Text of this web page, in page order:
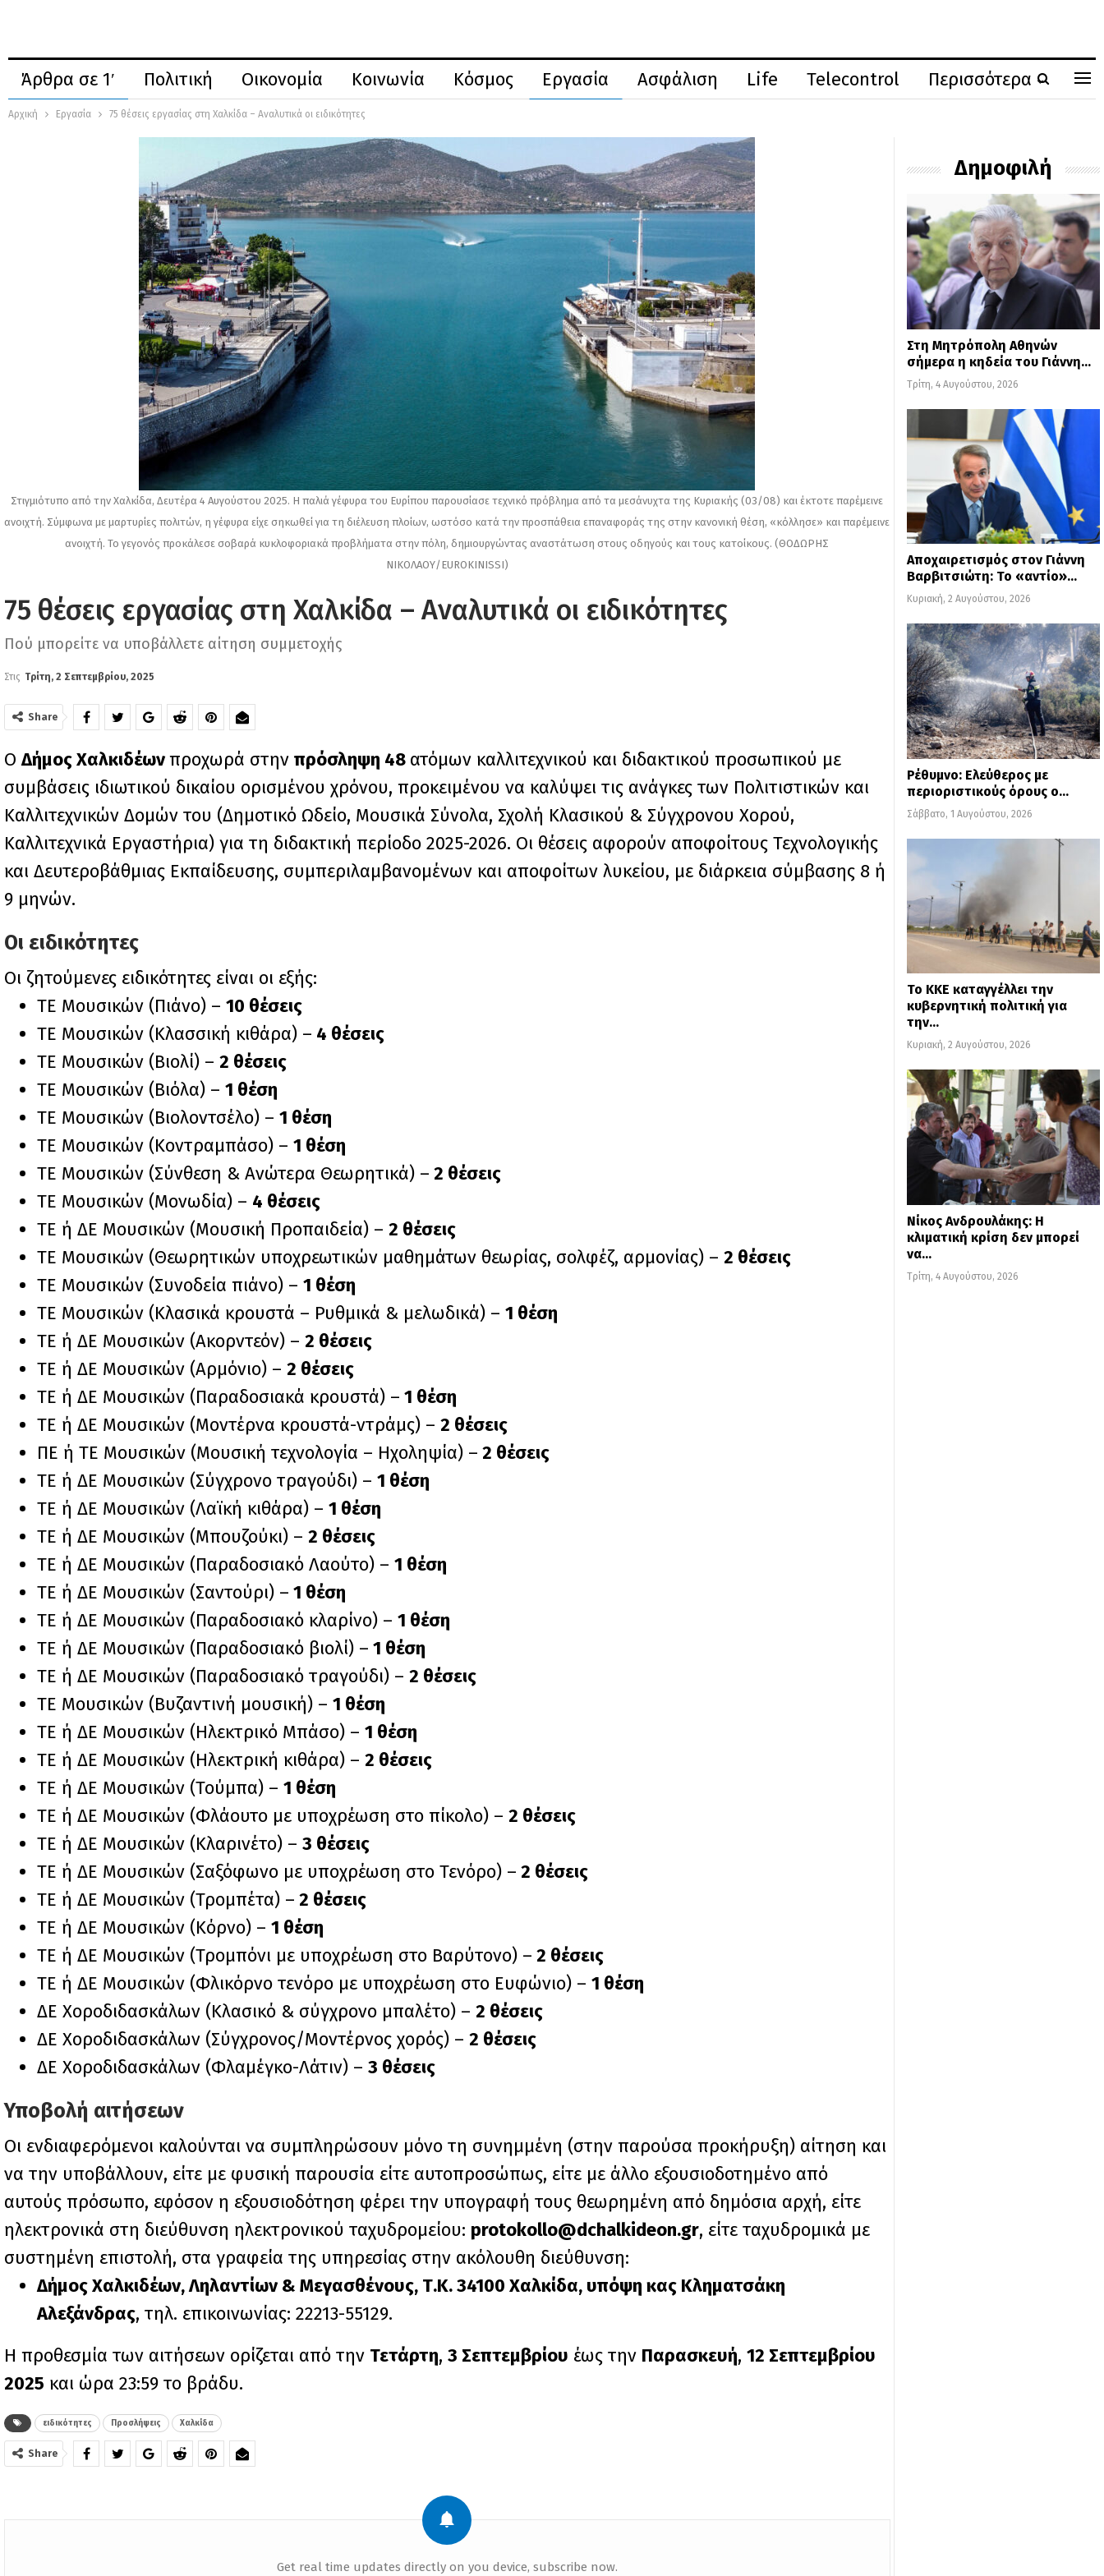
Άρθρα σε 1′ Πολιτική Οικονομία Κοινωνία Κόσμος Εργασία Ασφάλιση Life Telecontrol Περισσότερα
Αρχική Εργασία 75 θέσεις εργασίας στη Χαλκίδα – Αναλυτικά οι ειδικότητες
Στιγμιότυπο από την Χαλκίδα, Δευτέρα 4 Αυγούστου 2025. Η παλιά γέφυρα του Ευρίπου παρουσίασε τεχνικό πρόβλημα από τα μεσάνυχτα της Κυριακής (03/08) και έκτοτε παρέμεινε
ανοιχτή. Σύμφωνα με μαρτυρίες πολιτών, η γέφυρα είχε σηκωθεί για τη διέλευση πλοίων, ωστόσο κατά την προσπάθεια επαναφοράς της στην κανονική θέση, «κόλλησε» και παρέμεινε
ανοιχτή. Το γεγονός προκάλεσε σοβαρά κυκλοφοριακά προβλήματα στην πόλη, δημιουργώντας αναστάτωση στους οδηγούς και τους κατοίκους. (ΘΟΔΩΡΗΣ
ΝΙΚΟΛΑΟΥ/EUROKINISSI)
75 θέσεις εργασίας στη Χαλκίδα – Αναλυτικά οι ειδικότητες
Πού μπορείτε να υποβάλλετε αίτηση συμμετοχής
Στις Τρίτη, 2 Σεπτεμβρίου, 2025
Share
ΟΔήμος Χαλκιδέωνπροχωρά στην πρόσληψη 48 ατόμων καλλιτεχνικού και διδακτικού προσωπικού με
συμβάσεις ιδιωτικού δικαίου ορισμένου χρόνου, προκειμένου να καλύψει τις ανάγκες των Πολιτιστικών και
Καλλιτεχνικών Δομών του (Δημοτικό Ωδείο, Μουσικά Σύνολα, Σχολή Κλασικού & Σύγχρονου Χορού,
Καλλιτεχνικά Εργαστήρια) για τη διδακτική περίοδο 2025-2026. Οι θέσεις αφορούν αποφοίτους Τεχνολογικής
και Δευτεροβάθμιας Εκπαίδευσης, συμπεριλαμβανομένων και αποφοίτων λυκείου, με διάρκεια σύμβασης 8 ή
9 μηνών.
Οι ειδικότητες
Οι ζητούμενες ειδικότητες είναι οι εξής:
ΤΕ Μουσικών (Πιάνο) – 10 θέσεις
ΤΕ Μουσικών (Κλασσική κιθάρα) – 4 θέσεις
ΤΕ Μουσικών (Βιολί) – 2 θέσεις
ΤΕ Μουσικών (Βιόλα) – 1 θέση
ΤΕ Μουσικών (Βιολοντσέλο) – 1 θέση
ΤΕ Μουσικών (Κοντραμπάσο) – 1 θέση
ΤΕ Μουσικών (Σύνθεση & Ανώτερα Θεωρητικά) – 2 θέσεις
ΤΕ Μουσικών (Μονωδία) – 4 θέσεις
ΤΕ ή ΔΕ Μουσικών (Μουσική Προπαιδεία) – 2 θέσεις
ΤΕ Μουσικών (Θεωρητικών υποχρεωτικών μαθημάτων θεωρίας, σολφέζ, αρμονίας) – 2 θέσεις
ΤΕ Μουσικών (Συνοδεία πιάνο) – 1 θέση
ΤΕ Μουσικών (Κλασικά κρουστά – Ρυθμικά & μελωδικά) – 1 θέση
ΤΕ ή ΔΕ Μουσικών (Ακορντεόν) – 2 θέσεις
ΤΕ ή ΔΕ Μουσικών (Αρμόνιο) – 2 θέσεις
ΤΕ ή ΔΕ Μουσικών (Παραδοσιακά κρουστά) – 1 θέση
ΤΕ ή ΔΕ Μουσικών (Μοντέρνα κρουστά-ντράμς) – 2 θέσεις
ΠΕ ή ΤΕ Μουσικών (Μουσική τεχνολογία – Ηχοληψία) – 2 θέσεις
ΤΕ ή ΔΕ Μουσικών (Σύγχρονο τραγούδι) – 1 θέση
ΤΕ ή ΔΕ Μουσικών (Λαϊκή κιθάρα) – 1 θέση
ΤΕ ή ΔΕ Μουσικών (Μπουζούκι) – 2 θέσεις
ΤΕ ή ΔΕ Μουσικών (Παραδοσιακό Λαούτο) – 1 θέση
ΤΕ ή ΔΕ Μουσικών (Σαντούρι) – 1 θέση
ΤΕ ή ΔΕ Μουσικών (Παραδοσιακό κλαρίνο) – 1 θέση
ΤΕ ή ΔΕ Μουσικών (Παραδοσιακό βιολί) – 1 θέση
ΤΕ ή ΔΕ Μουσικών (Παραδοσιακό τραγούδι) – 2 θέσεις
ΤΕ Μουσικών (Βυζαντινή μουσική) – 1 θέση
ΤΕ ή ΔΕ Μουσικών (Ηλεκτρικό Μπάσο) – 1 θέση
ΤΕ ή ΔΕ Μουσικών (Ηλεκτρική κιθάρα) – 2 θέσεις
ΤΕ ή ΔΕ Μουσικών (Τούμπα) – 1 θέση
ΤΕ ή ΔΕ Μουσικών (Φλάουτο με υποχρέωση στο πίκολο) – 2 θέσεις
ΤΕ ή ΔΕ Μουσικών (Κλαρινέτο) – 3 θέσεις
ΤΕ ή ΔΕ Μουσικών (Σαξόφωνο με υποχρέωση στο Τενόρο) – 2 θέσεις
ΤΕ ή ΔΕ Μουσικών (Τρομπέτα) – 2 θέσεις
ΤΕ ή ΔΕ Μουσικών (Κόρνο) – 1 θέση
ΤΕ ή ΔΕ Μουσικών (Τρομπόνι με υποχρέωση στο Βαρύτονο) – 2 θέσεις
ΤΕ ή ΔΕ Μουσικών (Φλικόρνο τενόρο με υποχρέωση στο Ευφώνιο) – 1 θέση
ΔΕ Χοροδιδασκάλων (Κλασικό & σύγχρονο μπαλέτο) – 2 θέσεις
ΔΕ Χοροδιδασκάλων (Σύγχρονος/Μοντέρνος χορός) – 2 θέσεις
ΔΕ Χοροδιδασκάλων (Φλαμέγκο-Λάτιν) – 3 θέσεις
Υποβολή αιτήσεων
Οι ενδιαφερόμενοι καλούνται να συμπληρώσουν μόνο τη συνημμένη (στην παρούσα προκήρυξη) αίτηση και
να την υποβάλλουν, είτε με φυσική παρουσία είτε αυτοπροσώπως, είτε με άλλο εξουσιοδοτημένο από
αυτούς πρόσωπο, εφόσον η εξουσιοδότηση φέρει την υπογραφή τους θεωρημένη από δημόσια αρχή, είτε
ηλεκτρονικά στη διεύθυνση ηλεκτρονικού ταχυδρομείου: protokollo@dchalkideon.gr, είτε ταχυδρομικά με
συστημένη επιστολή, στα γραφεία της υπηρεσίας στην ακόλουθη διεύθυνση:
Δήμος Χαλκιδέων, Ληλαντίων & Μεγασθένους, Τ.Κ. 34100 Χαλκίδα, υπόψη κας Κληματσάκη
Αλεξάνδρας, τηλ. επικοινωνίας: 22213-55129.
Η προθεσμία των αιτήσεων ορίζεται από την Τετάρτη, 3 Σεπτεμβρίου έως την Παρασκευή, 12 Σεπτεμβρίου
2025 και ώρα 23:59 το βράδυ.
ειδικότητες Προσλήψεις Χαλκίδα
Share
Get real time updates directly on you device, subscribe now.
Δημοφιλή
Στη Μητρόπολη Αθηνών
σήμερα η κηδεία του Γιάννη…
Τρίτη, 4 Αυγούστου, 2026
Αποχαιρετισμός στον Γιάννη
Βαρβιτσιώτη: Το «αντίο»…
Κυριακή, 2 Αυγούστου, 2026
Ρέθυμνο: Ελεύθερος με
περιοριστικούς όρους ο…
Σάββατο, 1 Αυγούστου, 2026
Το ΚΚΕ καταγγέλλει την
κυβερνητική πολιτική για
την…
Κυριακή, 2 Αυγούστου, 2026
Νίκος Ανδρουλάκης: Η
κλιματική κρίση δεν μπορεί
να…
Τρίτη, 4 Αυγούστου, 2026